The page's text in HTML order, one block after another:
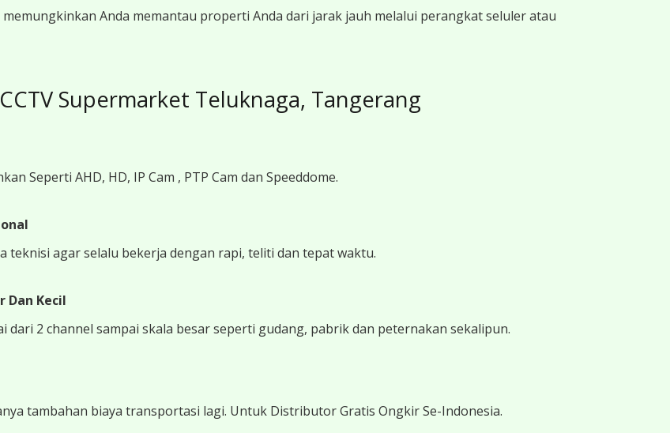
memungkinkan Anda memantau properti Anda dari jarak jauh melalui perangkat seluler atau
Supermarket Teluknaga, Tangerang
Seperti AHD, HD, IP Cam , PTP Cam dan Speeddome.
teknisi agar selalu bekerja dengan rapi, teliti dan tepat waktu.
Dan Kecil
dari 2 channel sampai skala besar seperti gudang, pabrik dan peternakan sekalipun.
tambahan biaya transportasi lagi. Untuk Distributor Gratis Ongkir Se-Indonesia.